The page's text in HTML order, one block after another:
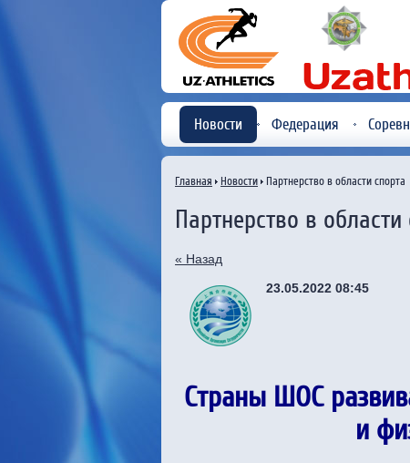
Новости Федерация
Главная Новости Партнерство в области спорта
Партнерство в области
« Назад
23.05.2022 08:45
Страны ШОС
и